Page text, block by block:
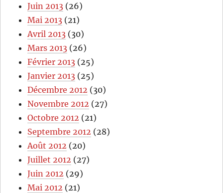
Juin 2013 (26)
Mai 2013 (21)
Avril 2013 (30)
Mars 2013 (26)
Février 2013 (25)
Janvier 2013 (25)
Décembre 2012 (30)
Novembre 2012 (27)
Octobre 2012 (21)
Septembre 2012 (28)
Août 2012 (20)
Juillet 2012 (27)
Juin 2012 (29)
Mai 2012 (21)